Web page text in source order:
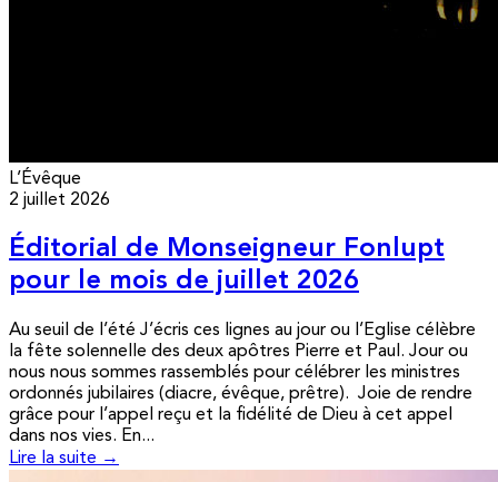
L’Évêque
2 juillet 2026
Éditorial de Monseigneur Fonlupt
pour le mois de juillet 2026
Au seuil de l’été J’écris ces lignes au jour ou l’Eglise célèbre
la fête solennelle des deux apôtres Pierre et Paul. Jour ou
nous nous sommes rassemblés pour célébrer les ministres
ordonnés jubilaires (diacre, évêque, prêtre). Joie de rendre
grâce pour l’appel reçu et la fidélité de Dieu à cet appel
dans nos vies. En...
Lire la suite →